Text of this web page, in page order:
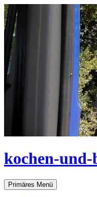
Zum
Inhalt
springen
kochen-
Suchen
Primäres Menü